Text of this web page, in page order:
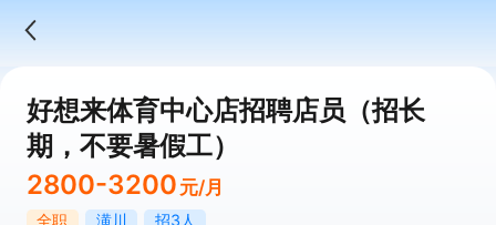
好想来体育中心店招聘店员（招长
期，不要暑假工）
2800-3200 元/月
全职 潢川
招3人